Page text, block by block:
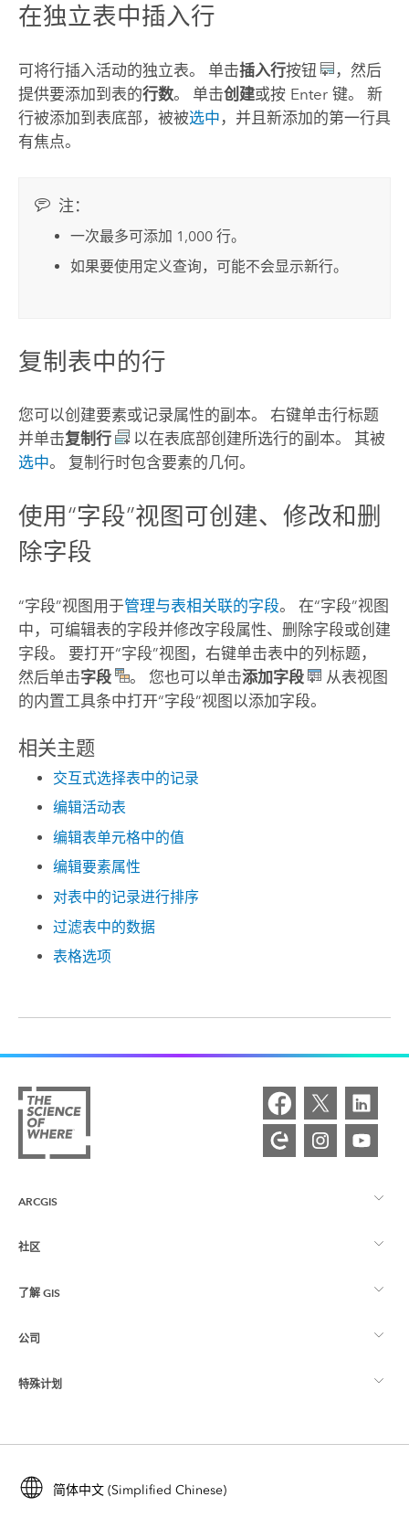
在独立表中插入行
可将行插入活动的独立表。 单击插入行按钮
，然后
提供要添加到表的行数。 单击创建或按 Enter 键。 新
行被添加到表底部，被被选中 ，并且新添加的第一行具
有焦点。
注：
一次最多可添加 1,000 行。
如果要使用定义查询，可能不会显示新行。
复制表中的行
您可以创建要素或记录属性的副本。 右键单击行标题
并单击复制行
以在表底部创建所选行的副本。 其被
选中。 复制行时包含要素的几何。
使用“字段”视图可创建、修改和删
除字段
“字段”视图用于管理与表相关联的字段。 在“字段”视图
中，可编辑表的字段并修改字段属性、删除字段或创建
字段。 要打开“字段”视图，右键单击表中的列标题，
然后单击字段 。 您也可以单击添加字段
从表视图
的内置工具条中打开“字段”视图以添加字段。
相关主题
交互式选择表中的记录
编辑活动表
编辑表单元格中的值
编辑要素属性
对表中的记录进行排序
过滤表中的数据
表格选项
ARCGIS
ArcGIS 概览
制图
社区
Esri 社区
ArcGIS 博客
Esri 年轻专家关系网
了解 GIS
什么是 GIS？
位置智能
培训
ArcUser
公司
关于 Esri
招贤纳士
特殊计划
ArcGIS for Student Use
简体中文 (Simplified Chinese)